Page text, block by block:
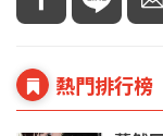
熱門排行榜